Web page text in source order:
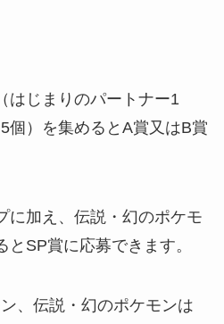
はじまりのパートナー1
個）を集めるとA賞又はB賞
に加え、伝説・幻のポケモ
SP賞に応募できます。
、伝説・幻のポケモンは